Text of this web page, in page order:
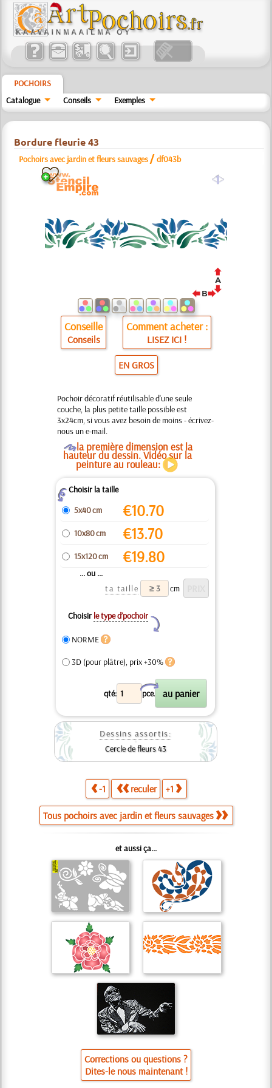
POCHOIRS
Catalogue
Conseils Exemples
Bordure fleurie 43
Pochoirs avec jardin et fleurs sauvages /df043b
a
Conseille
Conseils
Comment acheter :
LISEZ ICI !
EN GROS
Pochoir décoratif réutilisable d'une seule
couche, la plus petite taille possible est
3x24cm, si vous avez besoin de moins - écrivez-
nous un e-mail.
Ola première dimension est la
hauteur du dessin. Vidéo sur la
peinture au rouleau:
ZChoisir la taille
5x40 cm
€10.70
10x80 cm €13.70
15x120 cm €19.80
... ou ...
ta taille
cm
Choisir le type d’pochoir
Y
NORME
3D (pour plâtre), prix +30%
qté: pce.
X
Dessins assortis:
Cercle de fleurs 43
-1 reculer +1
Tous pochoirs avec jardin et fleurs sauvages
et aussi ça...
Corrections ou questions ?
Dites-le nous maintenant !